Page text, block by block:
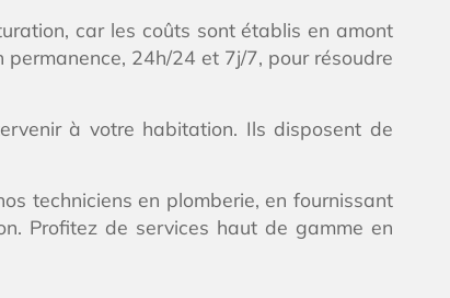
car les coûts sont établis en amont
24h/24 et 7j/7, pour résoudre
à votre habitation. Ils disposent de
techniciens en plomberie, en fournissant
Profitez de services haut de gamme en